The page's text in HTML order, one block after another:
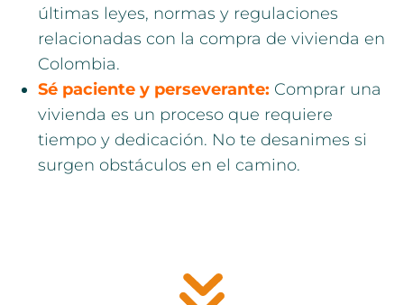
últimas leyes, normas y regulaciones
relacionadas con la compra de vivienda en
Colombia.
Sé paciente y perseverante: Comprar una
vivienda es un proceso que requiere
tiempo y dedicación. No te desanimes si
surgen obstáculos en el camino.